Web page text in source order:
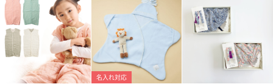
商品オプション情報
刺繍名入れ